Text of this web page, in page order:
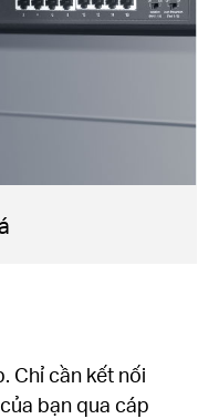
Chỉ cần kết nối
bạn qua cáp